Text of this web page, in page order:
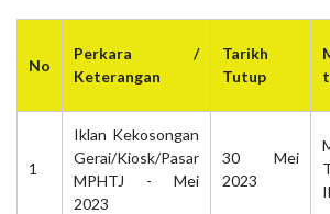
No
Perkara /
Keterangan
Tarikh
Tutup
1
Iklan Kekosongan
Gerai/Kiosk/Pasar
MPHTJ - Mei
2023
30 Mei
2023